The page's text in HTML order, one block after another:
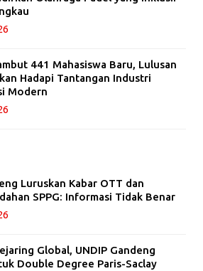
441 Mahasiswa Baru, Lulusan
Hadapi Tantangan Industri
Modern
Luruskan Kabar OTT dan
SPPG: Informasi Tidak Benar
Global, UNDIP Gandeng
Double Degree Paris-Saclay